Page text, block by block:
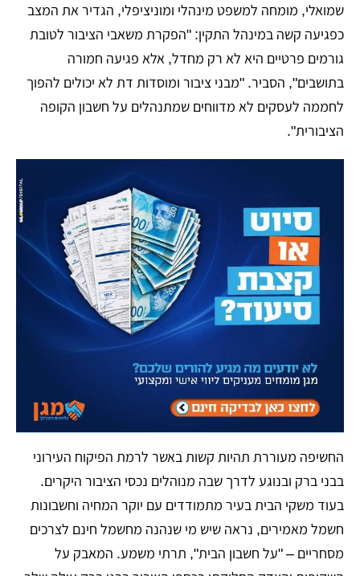
שמואלי, מומחה למשפט מינהלי ומוניציפלי, הגדיר את המצב
כפגיעה קשה במינהל התקין: "הפקרת משאבי הציבור לטובת
גורמים פרטיים היא לא רק מחדל, אלא פגיעה חמורה
בתושבים", הסביר. "מבני ציבור ומוסדות דת לא יכולים להפוך
לחממה לעסקים לא מדווחים שמתנהלים על חשבון הקופה
הציבורית".
​החשיפה מעוררת תהיות קשות באשר לרמת הפיקוח העירוני
בבני ברק ובנוגע לדרך שבה מנוהלים נכסי הציבור היקרים.
בעוד משקי הבית בעיר מתמודדים עם יוקר המחיה וחשבונות
חשמל מאמירים, נראה שיש מי שנהנה מחשמל חינם לצרכים
מסחריים – "על חשבון הבית", תרתי משמע. המאבק על